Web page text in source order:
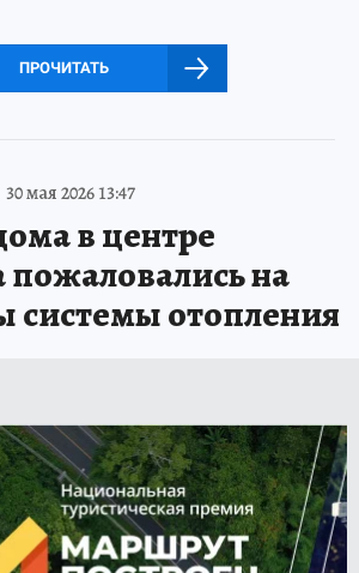
ПРОЧИТАТЬ
30 мая 2026 13:47
в центре
на
системы отопления